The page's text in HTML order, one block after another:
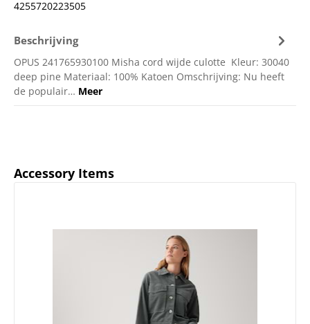
4255720223505
Beschrijving
OPUS 241765930100 Misha cord wijde culotte Kleur: 30040
deep pine Materiaal: 100% Katoen Omschrijving: Nu heeft
de populair… Meer
Accessory Items